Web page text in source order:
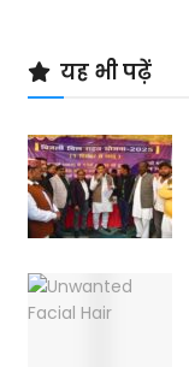
यह भी पढ़ें